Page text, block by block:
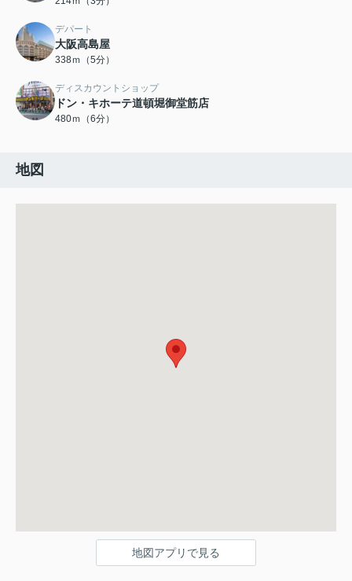
デパート
大阪高島屋
338ｍ（5分）
ディスカウントショップ
ドン・キホーテ道頓堀御堂筋店
480ｍ（6分）
地図
地図アプリで見る